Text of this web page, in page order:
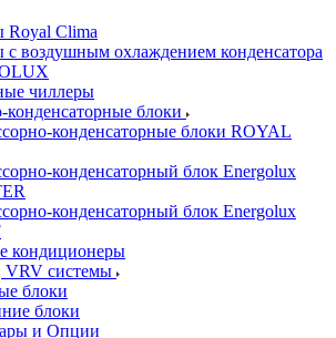
Royal Clima
с воздушным охлаждением конденсатора
чиллеры
конденсаторные блоки
конденсаторные блоки ROYAL
конденсаторный блок Energolux
конденсаторный блок Energolux
кондиционеры
VRV системы
блоки
блоки
и Опции